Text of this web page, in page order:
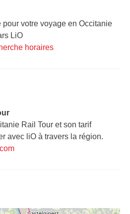
votre voyage en Occitanie
LiO
horaires
Rail Tour et son tarif
avec liO à travers la région.